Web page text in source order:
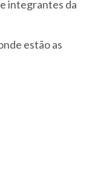
integrantes da
estão as